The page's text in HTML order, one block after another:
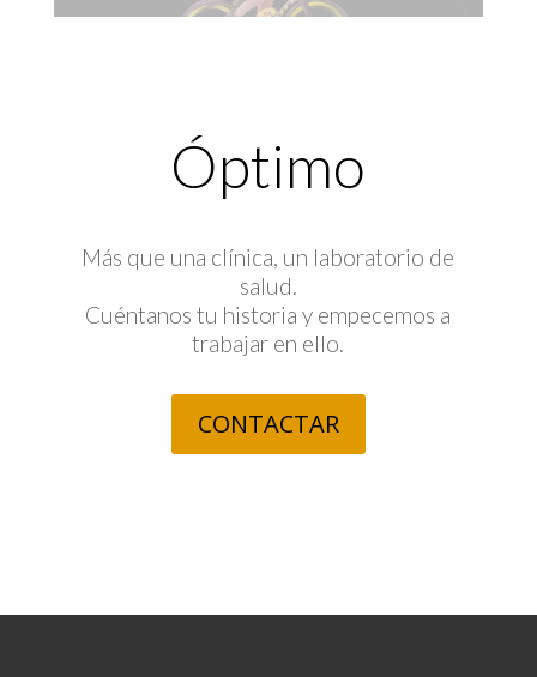
Óptimo
Más que una clínica, un laboratorio de
salud.
Cuéntanos tu historia y empecemos a
trabajar en ello.
CONTACTAR